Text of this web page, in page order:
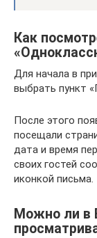
Как
Для начала в
выбрать пункт
После этого
посещали
дата и время
своих гостей
иконкой письма.
Можно ли в